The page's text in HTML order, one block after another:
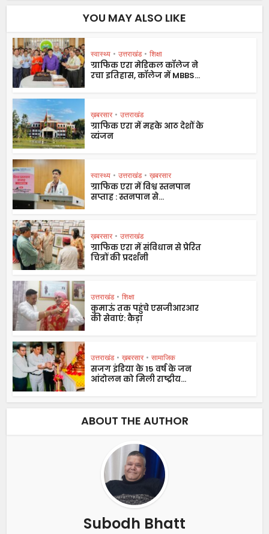
YOU MAY ALSO LIKE
स्वास्थ्य • उत्तराखंड • शिक्षा
ग्राफिक एरा मेडिकल कॉलेज ने
रचा इतिहास, कॉलेज में MBBS...
ख़बरसार • उत्तराखंड
ग्राफिक एरा में महके आठ देशों के
व्यंजन
स्वास्थ्य • उत्तराखंड • ख़बरसार
ग्राफिक एरा में विश्व स्तनपान
सप्ताह : स्तनपान से...
ख़बरसार • उत्तराखंड
ग्राफिक एरा में संविधान से प्रेरित
चित्रों की प्रदर्शनी
उत्तराखंड • शिक्षा
कुमाऊं तक पहुंचे एसजीआरआर
की सेवाएं: कैड़ा
उत्तराखंड • ख़बरसार • सामाजिक
सजग इंडिया के 15 वर्ष के जन
आंदोलन को मिली राष्ट्रीय...
ABOUT THE AUTHOR
Subodh Bhatt